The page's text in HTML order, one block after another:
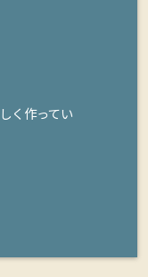
く作ってい